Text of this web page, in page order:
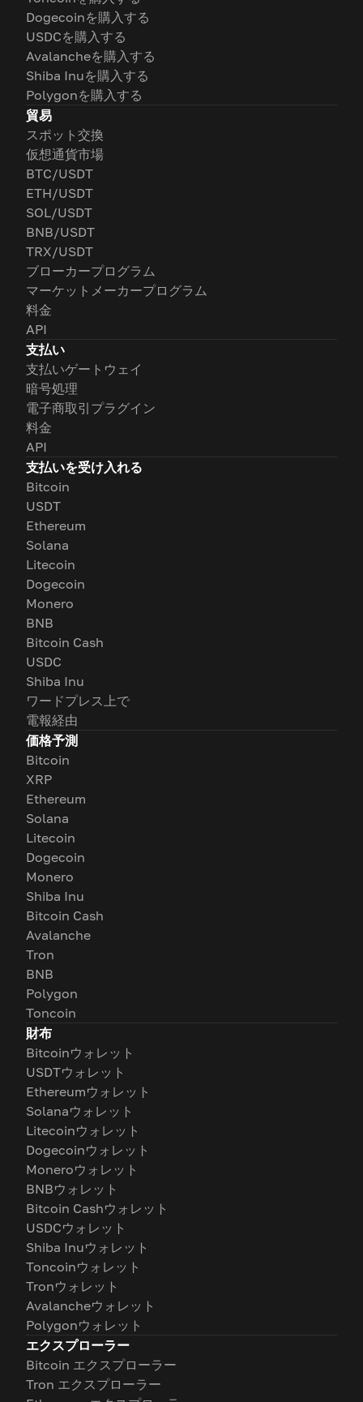
Dogecoinを購入する
USDCを購入する
Avalancheを購入する
Shiba Inuを購入する
Polygonを購入する
貿易
スポット交換
仮想通貨市場
BTC/USDT
ETH/USDT
SOL/USDT
BNB/USDT
TRX/USDT
ブローカープログラム
マーケットメーカープログラム
料金
API
支払い
支払いゲートウェイ
暗号処理
電子商取引プラグイン
料金
API
支払いを受け入れる
Bitcoin
USDT
Ethereum
Solana
Litecoin
Dogecoin
Monero
BNB
Bitcoin Cash
USDC
Shiba Inu
ワードプレス上で
電報経由
価格予測
Bitcoin
XRP
Ethereum
Solana
Litecoin
Dogecoin
Monero
Shiba Inu
Bitcoin Cash
Avalanche
Tron
BNB
Polygon
Toncoin
財布
Bitcoinウォレット
USDTウォレット
Ethereumウォレット
Solanaウォレット
Litecoinウォレット
Dogecoinウォレット
Moneroウォレット
BNBウォレット
Bitcoin Cashウォレット
USDCウォレット
Shiba Inuウォレット
Toncoinウォレット
Tronウォレット
Avalancheウォレット
Polygonウォレット
エクスプローラー
Bitcoin エクスプローラー
Tron エクスプローラー